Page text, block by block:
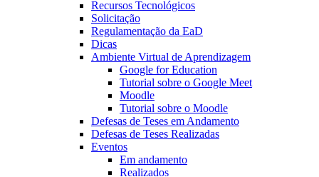
Recursos Tecnológicos
Solicitação
Regulamentação da EaD
Dicas
Ambiente Virtual de Aprendizagem
Google for Education
Tutorial sobre o Google Meet
Moodle
Tutorial sobre o Moodle
Defesas de Teses em Andamento
Defesas de Teses Realizadas
Eventos
Em andamento
Realizados